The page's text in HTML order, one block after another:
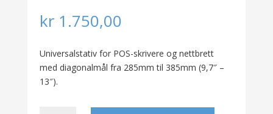
kr1.750,00
Universalstativ for POS-skrivere og nettbrett
med diagonalmål fra 285mm til 385mm (9,7″ –
13″).